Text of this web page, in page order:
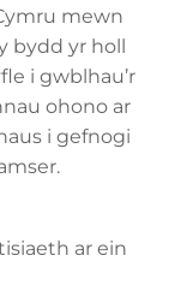
mewn
bydd yr holl
i gwblhau’r
ohono ar
i gefnogi
ar ein